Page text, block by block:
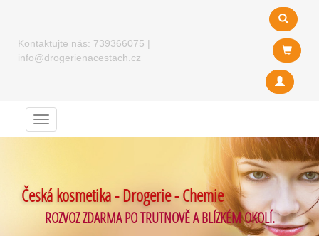
Kontaktujte nás: 739366075 |
info@drogerienacestach.cz
Menu
Česká kosmetika - Drogerie - Chemie
ROZVOZ ZDARMA PO TRUTNOVĚ A BLÍZKÉM OKOLÍ.